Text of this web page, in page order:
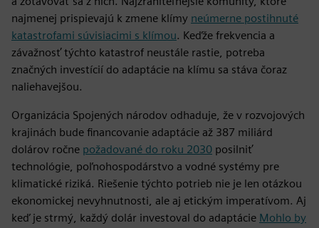
najmenej prispievajú k zmene klímy neúmerne postihnuté
katastrofami súvisiacimi s klímou. Keďže frekvencia a
závažnosť týchto katastrof neustále rastie, potreba
značných investícií do adaptácie na klímu sa stáva čoraz
naliehavejšou.
Organizácia Spojených národov odhaduje, že v rozvojových
krajinách bude financovanie adaptácie až 387 miliárd
dolárov ročne požadované do roku 2030 posilniť
technológie, poľnohospodárstvo a vodné systémy pre
klimatické riziká. Riešenie týchto potrieb nie je len otázkou
ekonomickej nevyhnutnosti, ale aj etickým imperatívom. Aj
keď je strmý, každý dolár investoval do adaptácie Mohlo by